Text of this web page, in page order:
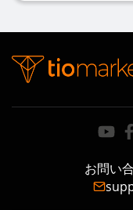
お問い